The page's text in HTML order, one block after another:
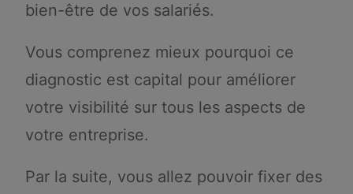
bien-être de vos salariés.
Vous comprenez mieux pourquoi ce
diagnostic est capital pour améliorer
votre visibilité sur tous les aspects de
votre entreprise.
Par la suite, vous allez pouvoir fixer des